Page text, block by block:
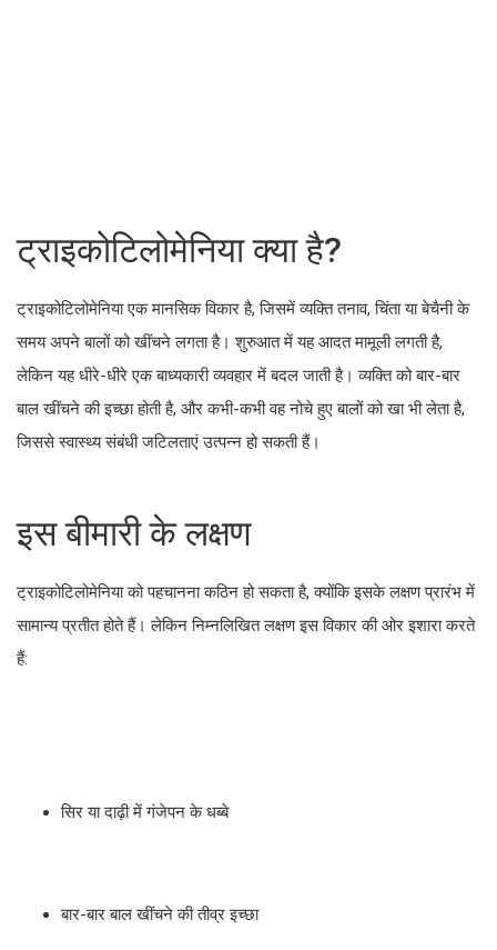
ट्राइकोटिलोमेनिया क्या है?
ट्राइकोटिलोमेनिया एक मानसिक विकार है, जिसमें व्यक्ति तनाव, चिंता या बेचैनी के
समय अपने बालों को खींचने लगता है। शुरुआत में यह आदत मामूली लगती है,
लेकिन यह धीरे-धीरे एक बाध्यकारी व्यवहार में बदल जाती है। व्यक्ति को बार-बार
बाल खींचने की इच्छा होती है, और कभी-कभी वह नोचे हुए बालों को खा भी लेता है,
जिससे स्वास्थ्य संबंधी जटिलताएं उत्पन्न हो सकती हैं।
इस बीमारी के लक्षण
ट्राइकोटिलोमेनिया को पहचानना कठिन हो सकता है, क्योंकि इसके लक्षण प्रारंभ में
सामान्य प्रतीत होते हैं। लेकिन निम्नलिखित लक्षण इस विकार की ओर इशारा करते
हैं:
सिर या दाढ़ी में गंजेपन के धब्बे
बार-बार बाल खींचने की तीव्र इच्छा